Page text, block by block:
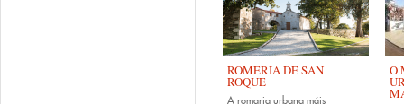
ROMERÍA DE SAN
ROQUE
A romaria urbana máis
O